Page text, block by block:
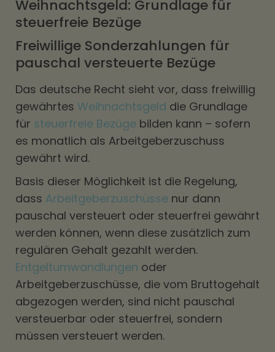
Weihnachtsgeld: Grundlage für
steuerfreie Bezüge
Freiwillige Sonderzahlungen für
pauschal versteuerte Bezüge
Das deutsche Recht sieht vor, dass freiwillig
gewährtes Weihnachtsgeld die Grundlage
für steuerfreie Bezüge bilden kann – sofern
es monatlich als Arbeitgeberzuschuss
gewährt wird.
Basis dieser Möglichkeit ist die Regelung,
dass Arbeitgeberzuschüsse nur dann
pauschal versteuert oder steuerfrei gewährt
werden können, wenn diese zusätzlich zum
regulären Gehalt gezahlt werden.
Entgeltumwandlungen oder
Arbeitgeberzuschüsse, die vom Bruttogehalt
abgezogen werden, sind nicht pauschal
versteuerbar oder steuerfrei, sondern
müssen versteuert werden.